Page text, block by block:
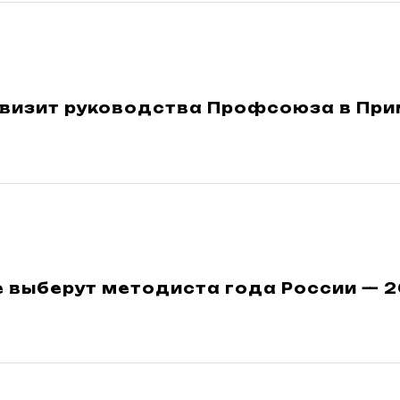
руководства Профсоюза в
выберут методиста года России —